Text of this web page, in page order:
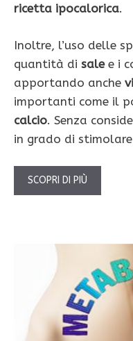
ricetta ipocalorica.
Inoltre, l’uso delle
quantità di salee i
apportando anche
importanti come il
calcio. Senza
in grado di
SCOPRI DI PIÙ